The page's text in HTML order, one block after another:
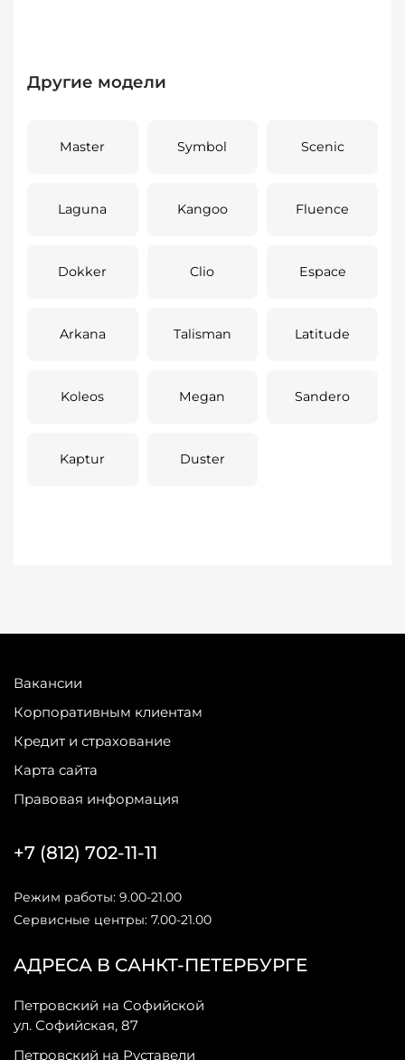
Другие модели
Master Symbol Scenic
Laguna Kangoo Fluence
Dokker Clio Espace
Arkana Talisman Latitude
Koleos Megan Sandero
Kaptur Duster
Вакансии
Корпоративным клиентам
Кредит и страхование
Карта сайта
Правовая информация
АДРЕСА В САНКТ-ПЕТЕРБУРГЕ
Петровский на Софийской
ул. Софийская, 87
Петровский на Руставели
+7 (812) 702-11-11
Режим работы: 9.00-21.00
Сервисные центры: 7.00-21.00